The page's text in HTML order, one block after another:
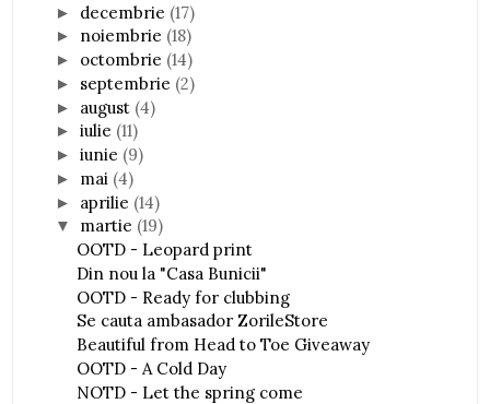
► decembrie (17)
► noiembrie (18)
► octombrie (14)
► septembrie (2)
► august (4)
►iulie (11)
►iunie (9)
► mai (4)
► aprilie (14)
▼ martie (19)
OOTD - Leopard print
Din nou la "Casa Bunicii"
OOTD - Ready for clubbing
Se cauta ambasador ZorileStore
Beautiful from Head to Toe Giveaway
OOTD - A Cold Day
NOTD - Let the spring come